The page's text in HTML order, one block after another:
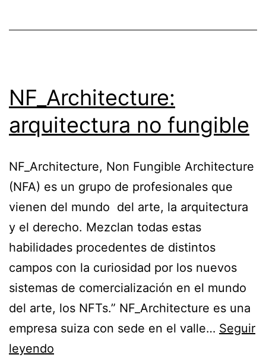
NF_Architecture:
arquitectura no fungible
NF_Architecture, Non Fungible Architecture
(NFA) es un grupo de profesionales que
vienen del mundo del arte, la arquitectura
y el derecho. Mezclan todas estas
habilidades procedentes de distintos
campos con la curiosidad por los nuevos
sistemas de comercialización en el mundo
del arte, los NFTs.” NF_Architecture es una
empresa suiza con sede en el valle… Seguir
leyendo